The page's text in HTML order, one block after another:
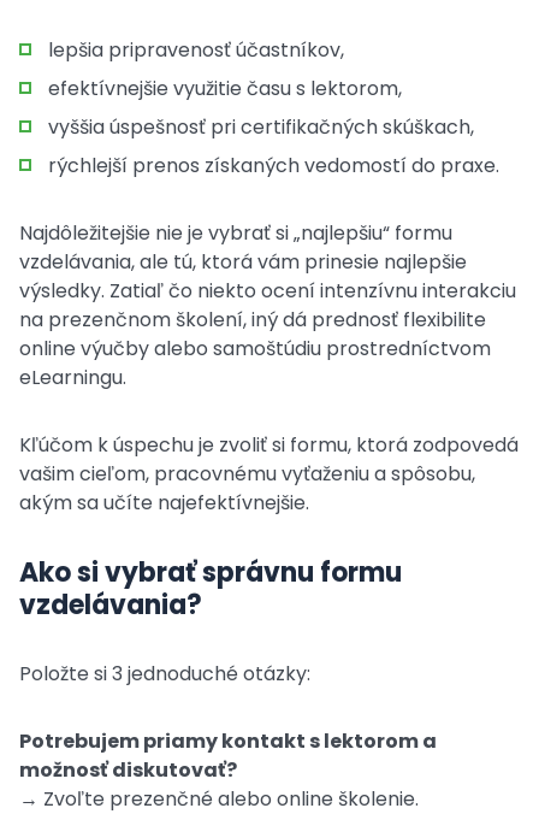
lepšia pripravenosť účastníkov,
efektívnejšie využitie času s lektorom,
vyššia úspešnosť pri certifikačných skúškach,
rýchlejší prenos získaných vedomostí do praxe.
Najdôležitejšie nie je vybrať si „najlepšiu“ formu
vzdelávania, ale tú, ktorá vám prinesie najlepšie
výsledky. Zatiaľ čo niekto ocení intenzívnu interakciu
na prezenčnom školení, iný dá prednosť flexibilite
online výučby alebo samoštúdiu prostredníctvom
eLearningu.
Kľúčom k úspechu je zvoliť si formu, ktorá zodpovedá
vašim cieľom, pracovnému vyťaženiu a spôsobu,
akým sa učíte najefektívnejšie.
Ako si vybrať správnu formu
vzdelávania?
Položte si 3 jednoduché otázky:
Potrebujem priamy kontakt s lektorom a
možnosť diskutovať?
→ Zvoľte prezenčné alebo online školenie.